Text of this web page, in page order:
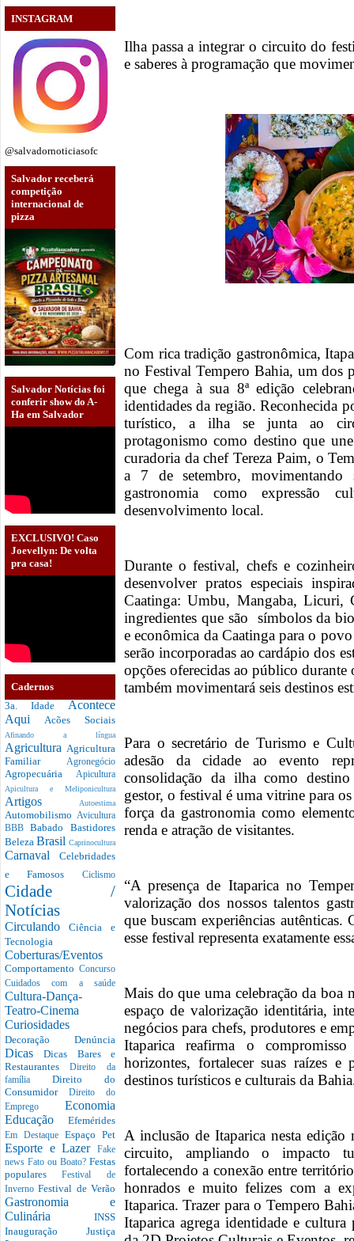
INSTAGRAM
@salvadornoticiasofc
Salvador receberá
competição
internacional de
pizza
Salvador Notícias foi
conferir show do A-
Ha em Salvador
EXCLUSIVO! Caso
Joevellyn: De volta
pra casa!
Cadernos
3a. Idade Acontece
Aqui Acões Sociais
Afinando a língua
Agricultura Agricultura
Familiar Agronegócio
Agropecuária Apicultura
Apicultura e Meliponicultura
Artigos Autoestima
Automobilismo Avicultura
BBBBabado Bastidores
Beleza Brasil Caprinocultura
Carnaval Celebridades
e Famosos Ciclismo
Cidade /
Notícias
CirculandoCiência e
Tecnologia
Coberturas/Eventos
Comportamento Concurso
Cuidados com a saúde
Cultura-Dança-
Teatro-Cinema
Curiosidades
Decoração Denúncia
DicasDicas Bares e
RestaurantesDireito da
família Direito do
Consumidor Direito do
Emprego Economia
Educação Efemérides
Em Destaque Espaço Pet
Esporte e Lazer
Fake
news Fato ou Boato? Festas
popularesFestival de
InvernoFestival de Verão
Gastronomia e
Culinária INSS
Inauguração Justiça
Ilha passa a integrar o circuito do
e saberes à programação que
Com rica tradição gastronômica,
no Festival Tempero Bahia, um dos
que chega à sua 8ª edição
identidades da região. Reconhecida
turístico, a ilha se junta ao
protagonismo como destino que
curadoria da chef Tereza Paim, o
a 7 de setembro, movimentando
gastronomia como expressão
desenvolvimento local.
Durante o festival, chefs e
desenvolver pratos especiais
Caatinga: Umbu, Mangaba, Licuri,
ingredientes que são símbolos da
e econômica da Caatinga para o
serão incorporadas ao cardápio dos
opções oferecidas ao público
também movimentará seis destinos
Para o secretário de Turismo e
adesão da cidade ao evento
consolidação da ilha como
gestor, o festival é uma vitrine para os
força da gastronomia como
renda e atração de visitantes.
“A presença de Itaparica no
valorização dos nossos talentos
que buscam experiências
esse festival representa exatamente
Mais do que uma celebração da boa
espaço de valorização identitária,
negócios para chefs, produtores e
Itaparica reafirma o
horizontes, fortalecer suas raízes
destinos turísticos e culturais da
A inclusão de Itaparica nesta
circuito, ampliando o impacto
fortalecendo a conexão entre
honrados e muito felizes com a
Itaparica. Trazer para o Tempero
Itaparica agrega identidade e